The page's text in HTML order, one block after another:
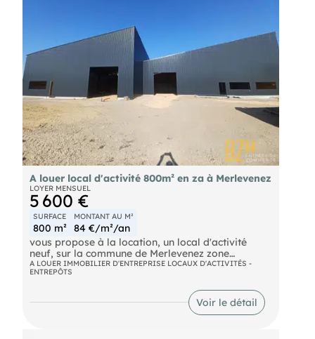
A louer local d'activité 800m² en za à Merlevenez
LOYER MENSUEL
5 600 €
SURFACE
800 m²
MONTANT AU M²
84 €/m²/an
vous propose à la location, un local d'activité
neuf, sur la commune de Merlevenez zone
d'activité, de 800 m2 environ en simple peau, livré
brut de béton et fluide en attente, équipé de 2
portes sectionnelles et 2 portes de services, édifié
sur un terrain de plus de 1 600 m2 en partie
enrobé et entièrement clôturé. Accessible pour les
A LOUER IMMOBILIER D'ENTREPRISE LOCAUX D'ACTIVITÉS -
ENTREPÔTS
Voir le détail